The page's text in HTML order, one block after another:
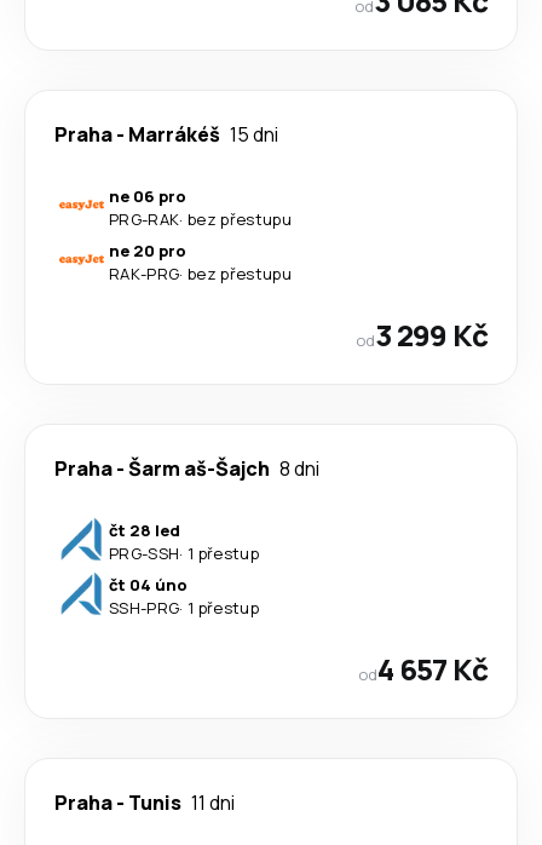
od
Praha- Marrákéš 15 dni
ne 06 pro
PRG-RAK· bez přestupu
ne 20 pro
RAK-PRG· bez přestupu
od3 299 Kč
Praha-Šarm aš-Šajch 8 dni
čt 28 led
PRG-SSH· 1 přestup
čt 04 úno
SSH-PRG· 1 přestup
od4 657 Kč
Praha- Tunis 11 dni